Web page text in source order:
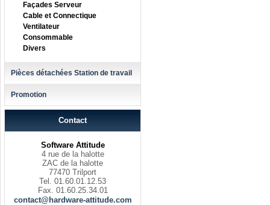
Façades Serveur
Cable et Connectique
Ventilateur
Consommable
Divers
Pièces détachées Station de travail
Promotion
Contact
Software Attitude
4 rue de la halotte
ZAC de la halotte
77470 Trilport
Tel. 01.60.01.12.53
Fax. 01.60.25.34.01
contact@hardware-attitude.com